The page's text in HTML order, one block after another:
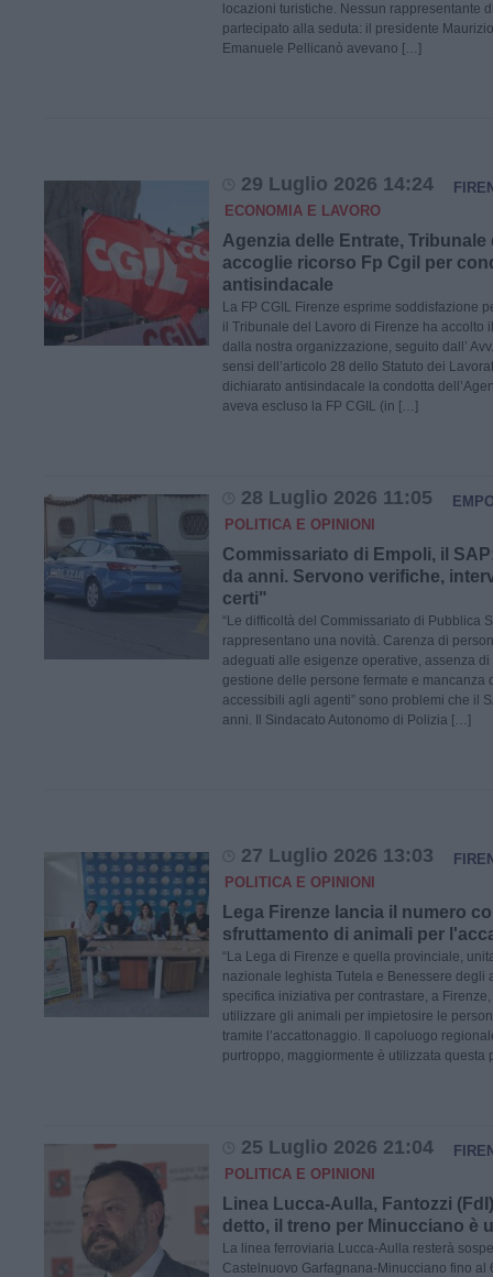
locazioni turistiche. Nessun rappresentante
partecipato alla seduta: il presidente
Emanuele Pellicanò avevano […]
29 Luglio 2026 14:24
ECONOMIA E LAVORO
Agenzia delle Entrate, Tribunale
accoglie ricorso Fp Cgil per
antisindacale
La FP CGIL Firenze esprime soddisfazione
il Tribunale del Lavoro di Firenze ha accolto
dalla nostra organizzazione, seguito dall’
sensi dell’articolo 28 dello Statuto dei
dichiarato antisindacale la condotta
aveva escluso la FP CGIL (in […]
28 Luglio 2026 11:05
POLITICA E OPINIONI
Commissariato di Empoli, il
da anni. Servono verifiche,
certi"
“Le difficoltà del Commissariato di Pubblica
rappresentano una novità. Carenza di
adeguati alle esigenze operative, assenza
gestione delle persone fermate e mancanza
accessibili agli agenti” sono problemi che il
anni. Il Sindacato Autonomo di Polizia […]
27 Luglio 2026 13:03
POLITICA E OPINIONI
Lega Firenze lancia il numero
sfruttamento di animali per
“La Lega di Firenze e quella provinciale,
nazionale leghista Tutela e Benessere degli
specifica iniziativa per contrastare, a
utilizzare gli animali per impietosire le
tramite l’accattonaggio. Il capoluogo
purtroppo, maggiormente è utilizzata questa
25 Luglio 2026 21:04
POLITICA E OPINIONI
Linea Lucca-Aulla, Fantozzi
detto, il treno per Minucciano è
La linea ferroviaria Lucca-Aulla resterà
Castelnuovo Garfagnana-Minucciano fino al